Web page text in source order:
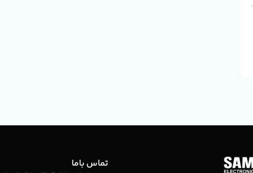
تماس باما